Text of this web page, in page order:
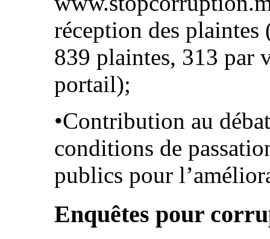
réception des
839 plaintes, 313 par
portail);
•Contribution au
conditions de
publics pour
Enquêtes pour